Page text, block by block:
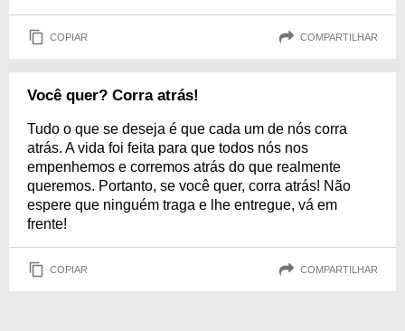
COPIAR COMPARTILHAR
Você quer? Corra atrás!
Tudo o que se deseja é que cada um de nós corra
atrás. A vida foi feita para que todos nós nos
empenhemos e corremos atrás do que realmente
queremos. Portanto, se você quer, corra atrás! Não
espere que ninguém traga e lhe entregue, vá em
frente!
COPIAR COMPARTILHAR